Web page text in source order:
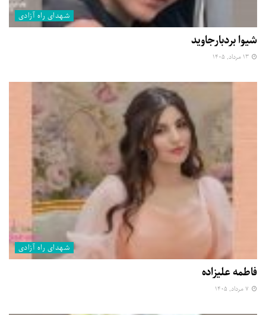
شهدای راه آزادی
شیوا بردبارجاوید
شهدای راه آزادی
فاطمه علیزاده